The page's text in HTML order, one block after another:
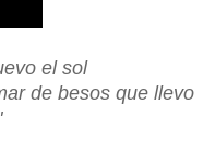
el sol
de besos que llevo